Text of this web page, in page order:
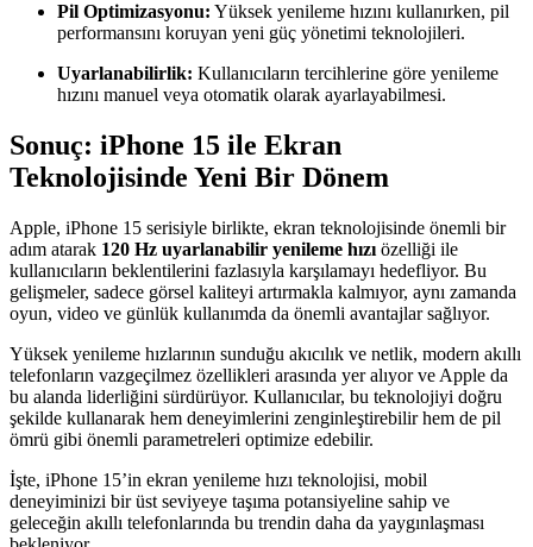
Pil Optimizasyonu: Yüksek yenileme hızını kullanırken, pil
performansını koruyan yeni güç yönetimi teknolojileri.
Uyarlanabilirlik: Kullanıcıların tercihlerine göre yenileme
hızını manuel veya otomatik olarak ayarlayabilmesi.
Sonuç: iPhone 15 ile Ekran
Teknolojisinde Yeni Bir Dönem
Apple, iPhone 15 serisiyle birlikte, ekran teknolojisinde önemli bir
adım atarak 120 Hz uyarlanabilir yenileme hızı özelliği ile
kullanıcıların beklentilerini fazlasıyla karşılamayı hedefliyor. Bu
gelişmeler, sadece görsel kaliteyi artırmakla kalmıyor, aynı zamanda
oyun, video ve günlük kullanımda da önemli avantajlar sağlıyor.
Yüksek yenileme hızlarının sunduğu akıcılık ve netlik, modern akıllı
telefonların vazgeçilmez özellikleri arasında yer alıyor ve Apple da
bu alanda liderliğini sürdürüyor. Kullanıcılar, bu teknolojiyi doğru
şekilde kullanarak hem deneyimlerini zenginleştirebilir hem de pil
ömrü gibi önemli parametreleri optimize edebilir.
İşte, iPhone 15’in ekran yenileme hızı teknolojisi, mobil
deneyiminizi bir üst seviyeye taşıma potansiyeline sahip ve
geleceğin akıllı telefonlarında bu trendin daha da yaygınlaşması